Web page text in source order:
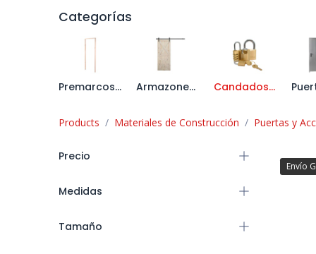
Categorías
Premarcos de Madera Armazones y Puertas Correderas Candados y Cerraduras
Products Materiales de Construcción Puertas y
Precio
Medidas
Tamaño
Envío